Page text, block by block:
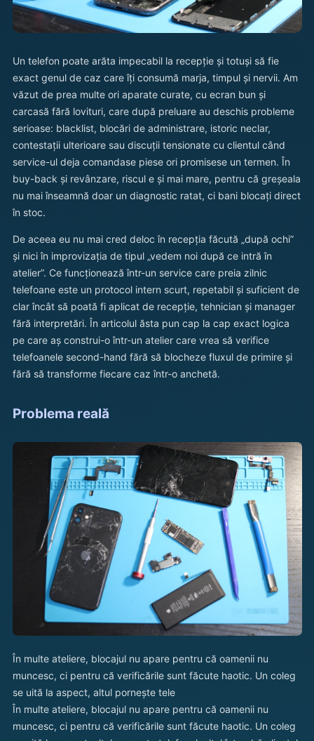
Un telefon poate arăta impecabil la recepție și totuși să fie
exact genul de caz care îți consumă marja, timpul și nervii. Am
văzut de prea multe ori aparate curate, cu ecran bun și
carcasă fără lovituri, care după preluare au deschis probleme
serioase: blacklist, blocări de administrare, istoric neclar,
contestații ulterioare sau discuții tensionate cu clientul când
service-ul deja comandase piese ori promisese un termen. În
buy-back și revânzare, riscul e și mai mare, pentru că greșeala
nu mai înseamnă doar un diagnostic ratat, ci bani blocați direct
în stoc.
De aceea eu nu mai cred deloc în recepția făcută „după ochi”
și nici în improvizația de tipul „vedem noi după ce intră în
atelier”. Ce funcționează într-un service care preia zilnic
telefoane este un protocol intern scurt, repetabil și suficient de
clar încât să poată fi aplicat de recepție, tehnician și manager
fără interpretări. În articolul ăsta pun cap la cap exact logica
pe care aș construi-o într-un atelier care vrea să verifice
telefoanele second-hand fără să blocheze fluxul de primire și
fără să transforme fiecare caz într-o anchetă.
Problema reală
În multe ateliere, blocajul nu apare pentru că oamenii nu
muncesc, ci pentru că verificările sunt făcute haotic. Un coleg
se uită la aspect, altul pornește tele
În multe ateliere, blocajul nu apare pentru că oamenii nu
muncesc, ci pentru că verificările sunt făcute haotic. Un coleg